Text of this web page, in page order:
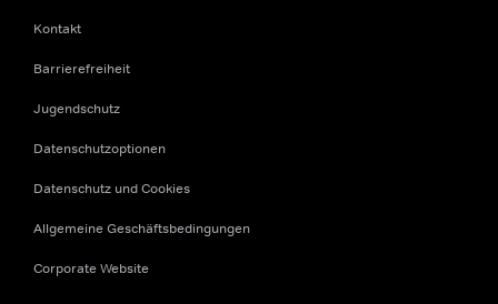
Kontakt
Barrierefreiheit
Jugendschutz
Datenschutzoptionen
Datenschutz und Cookies
Allgemeine Geschäftsbedingungen
Corporate Website